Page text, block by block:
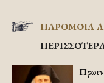
ΠΑΡΟΜΟΙΑ